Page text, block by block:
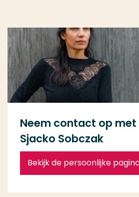
Neem contact op
Sjacko Sobczak
Bekijk de persoonlijke